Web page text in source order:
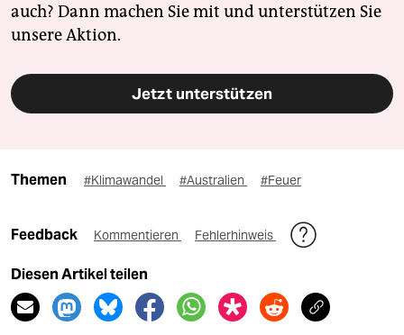
auch? Dann machen Sie mit und unterstützen Sie
unsere Aktion.
Jetzt unterstützen
Themen #Klimawandel #Australien #Feuer
Feedback Kommentieren Fehlerhinweis
Diesen Artikel teilen